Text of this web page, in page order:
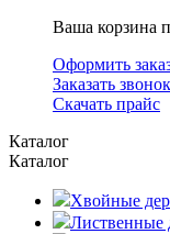
Ваша корзина
Оформить
Заказать звонок
Скачать прайс
Каталог
Каталог
Хвойные
Лиственные